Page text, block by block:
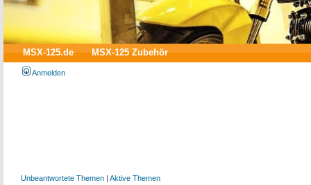
MSX-125.de MSX-125 Zubehör
Anmelden
Unbeantwortete Themen | Aktive Themen